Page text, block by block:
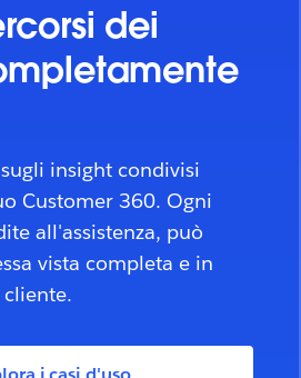
dei
insight condivisi
Customer 360. Ogni
all'assistenza, può
vista completa e in